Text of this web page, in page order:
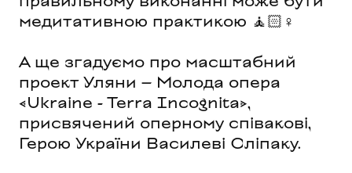
медитативною практикою 🧘🏻♀
А ще згадуємо про масштабний
проект Уляни – Молода опера
«Ukraine - Terra Incognita»,
присвячений оперному співакові,
Герою України Василеві Сліпаку.